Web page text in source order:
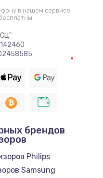
питания, пайка
Wi-Fi модуля
в нашем сервисе
брендов
Philips
Samsung